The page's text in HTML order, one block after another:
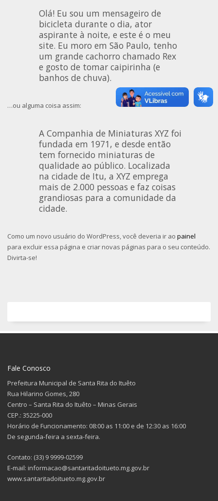
Olá! Eu sou um mensageiro de
bicicleta durante o dia, ator
aspirante à noite, e este é o meu
site. Eu moro em São Paulo, tenho
um grande cachorro chamado Rex
e gosto de tomar caipirinha (e
banhos de chuva).
…ou alguma coisa assim:
A Companhia de Miniaturas XYZ foi
fundada em 1971, e desde então
tem fornecido miniaturas de
qualidade ao público. Localizada
na cidade de Itu, a XYZ emprega
mais de 2.000 pessoas e faz coisas
grandiosas para a comunidade da
cidade.
Como um novo usuário do WordPress, você deveria ir ao painel
para excluir essa página e criar novas páginas para o seu conteúdo.
Divirta-se!
Fale Conosco
Prefeitura Municipal de Santa Rita do Ituêto
Rua Hilarino Gomes, 280
Centro – Santa Rita do Ituêto – Minas Gerais
CEP.: 35225-000
Horário de Funcionamento: 08:00 as 11:00 e de 12:30 as 16:00
De segunda-feira a sexta-feira.
Contato: (33) 9 9999-02599
E-mail: informacao@santaritadoitueto.mg.gov.br
www.santaritadoitueto.mg.gov.br